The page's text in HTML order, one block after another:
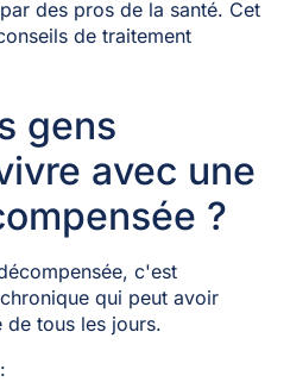
des pros de la santé. Cet
de traitement
gens
avec une
?
c'est
qui peut avoir
tous les jours.